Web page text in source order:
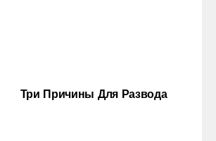
Три Причины Для Развода